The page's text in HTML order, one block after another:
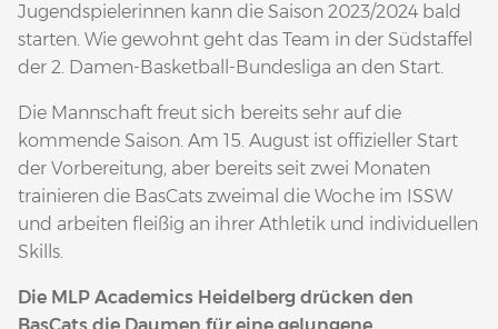
Jugendspielerinnen kann die Saison 2023/2024 bald
starten. Wie gewohnt geht das Team in der Südstaffel
der 2. Damen-Basketball-Bundesliga an den Start.
Die Mannschaft freut sich bereits sehr auf die
kommende Saison. Am 15. August ist offizieller Start
der Vorbereitung, aber bereits seit zwei Monaten
trainieren die BasCats zweimal die Woche im ISSW
und arbeiten fleißig an ihrer Athletik und individuellen
Skills.
Die MLP Academics Heidelberg drücken den